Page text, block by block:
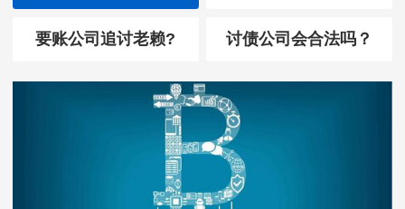
要账公司追讨老赖? 讨债公司会合法吗？